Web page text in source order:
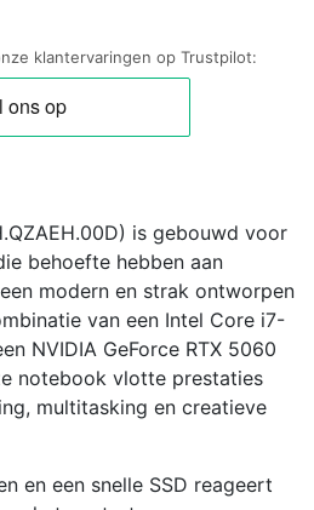
klantervaringen op Trustpilot:
is gebouwd voor
behoefte hebben aan
modern en strak ontworpen
van een Intel Core i7-
NVIDIA GeForce RTX 5060
notebook vlotte prestaties
multitasking en creatieve
en een snelle SSD reageert